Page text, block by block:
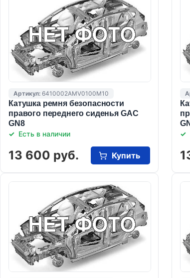
Артикул: 6410002AMV0100M10
Катушка ремня безопасности
правого переднего сиденья GAC
GN8
Есть в наличии
13 600 руб. Купить